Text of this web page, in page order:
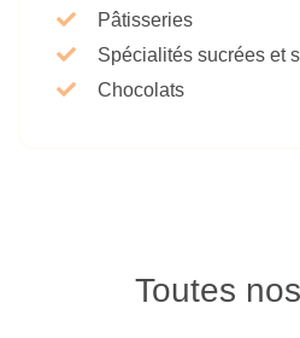
Pâtisseries
Spécialités sucrées et
Chocolats
Toutes nos